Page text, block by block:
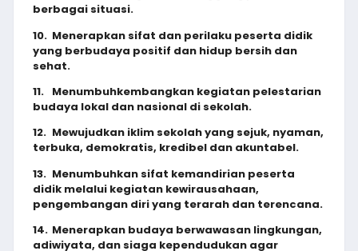
berbagai situasi.
10. Menerapkan sifat dan perilaku peserta didik
yang berbudaya positif dan hidup bersih dan
sehat.
11. Menumbuhkembangkan kegiatan pelestarian
budaya lokal dan nasional di sekolah.
12. Mewujudkan iklim sekolah yang sejuk, nyaman,
terbuka, demokratis, kredibel dan akuntabel.
13. Menumbuhkan sifat kemandirian peserta
didik melalui kegiatan kewirausahaan,
pengembangan diri yang terarah dan terencana.
14. Menerapkan budaya berwawasan lingkungan,
adiwiyata, dan siaga kependudukan agar